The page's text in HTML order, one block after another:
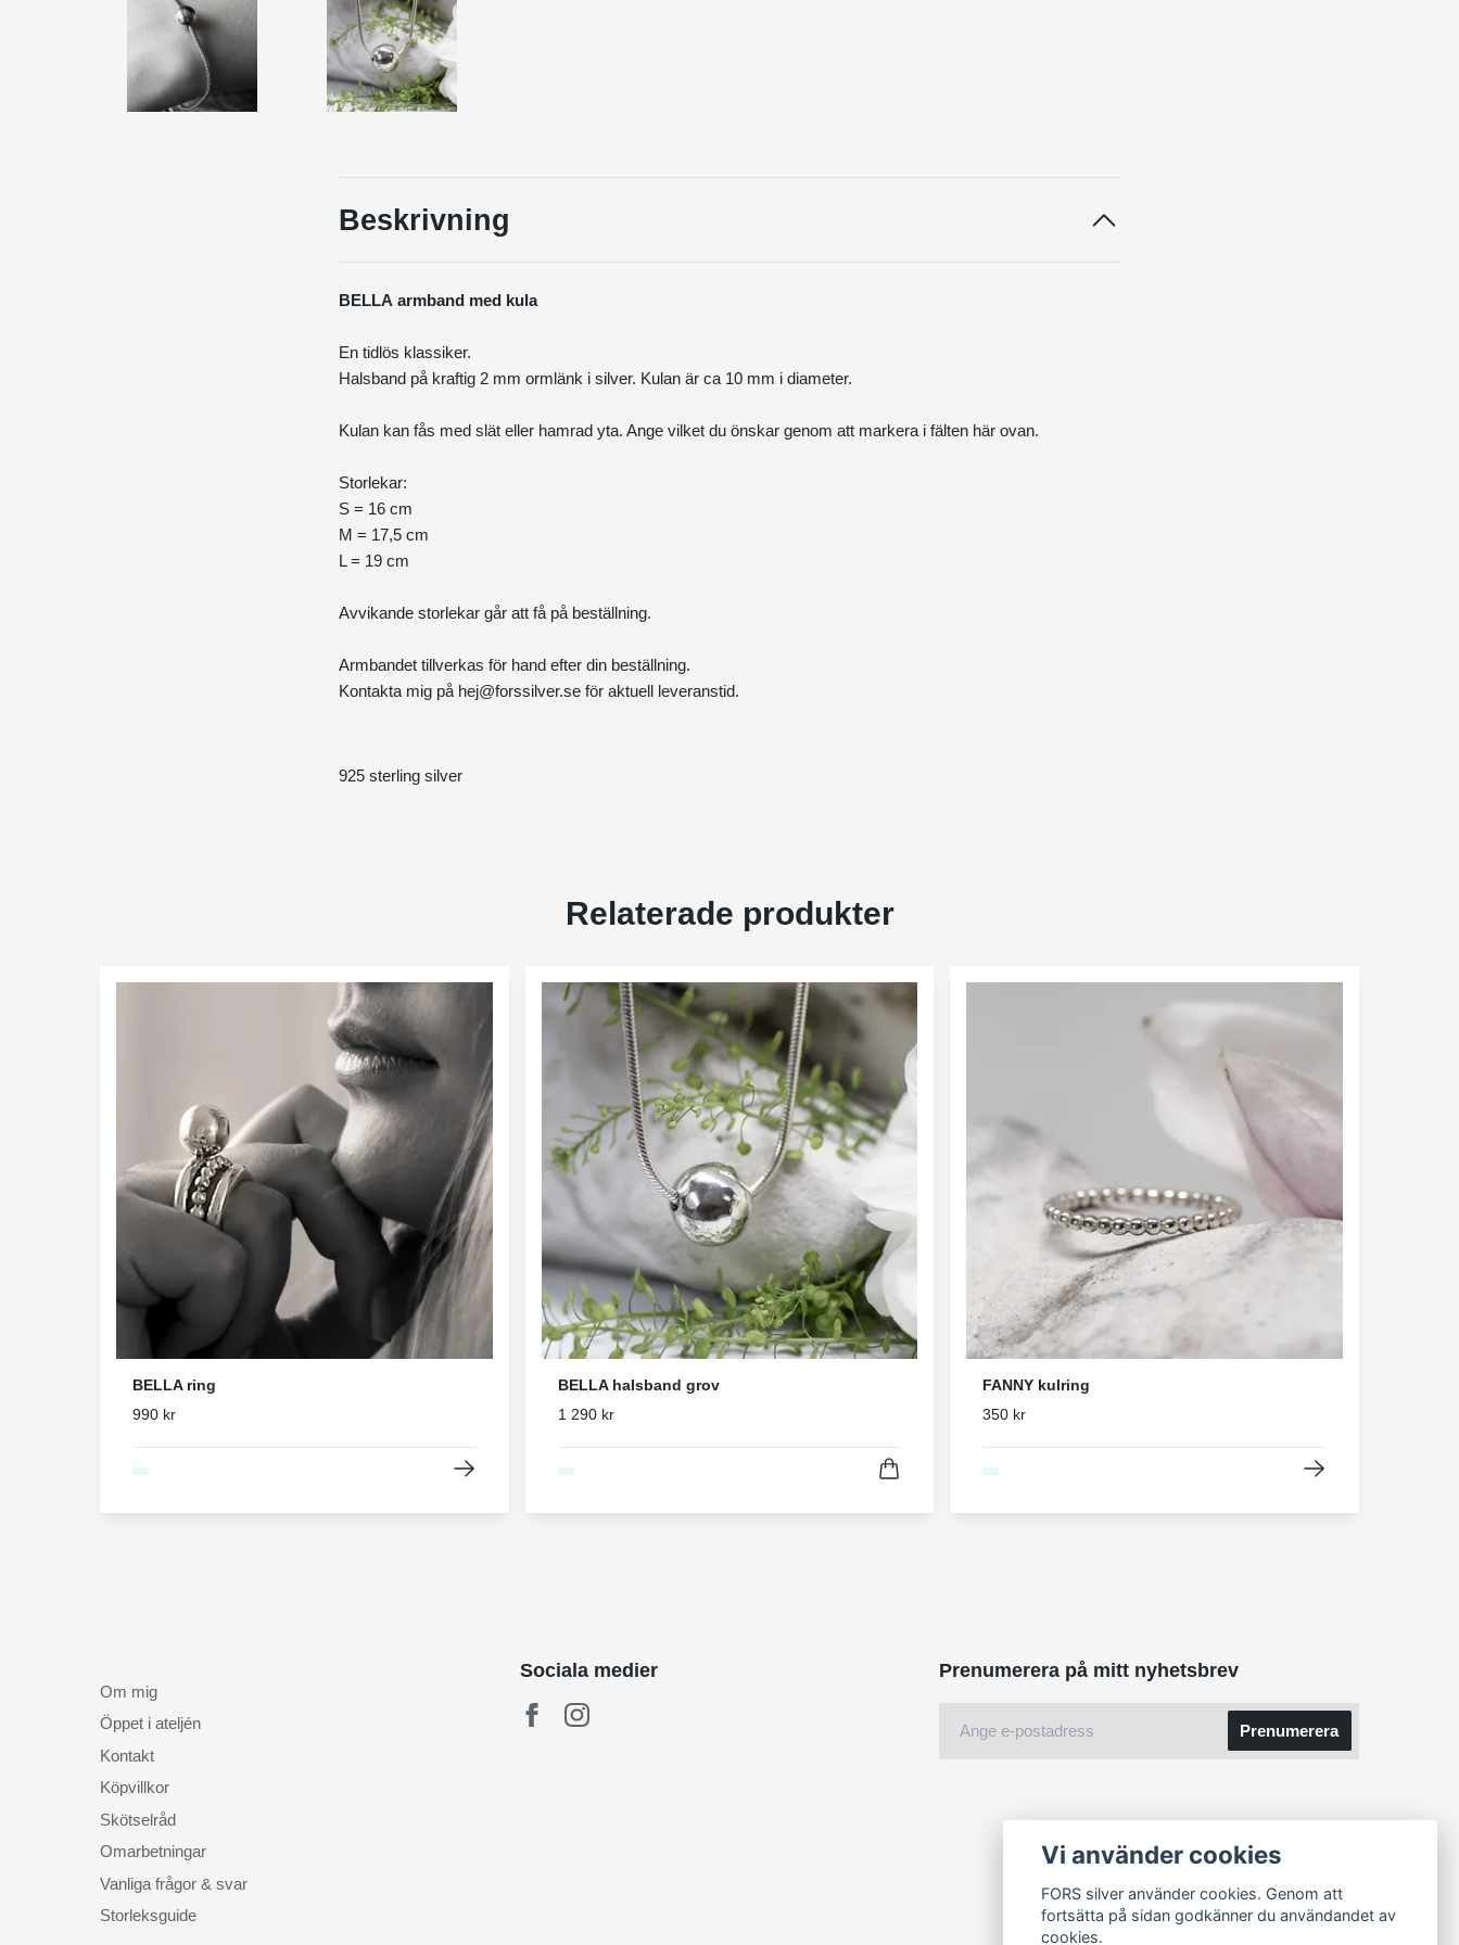
Beskrivning
BELLA armband med kula
En tidlös klassiker.
Halsband på kraftig 2 mm ormlänk i silver. Kulan är ca 10 mm i diameter.
Kulan kan fås med slät eller hamrad yta. Ange vilket du önskar genom att markera i fälten här ovan.
Storlekar:
S = 16 cm
M = 17,5 cm
L = 19 cm
Avvikande storlekar går att få på beställning.
Armbandet tillverkas för hand efter din beställning.
Kontakta mig på hej@forssilver.se för aktuell leveranstid.
925 sterling silver
Relaterade produkter
BELLA ring
990 kr
BELLA halsband grov
1 290 kr
FANNY kulring
350 kr
Om mig
Öppet i ateljén
Kontakt
Köpvillkor
Skötselråd
Omarbetningar
Vanliga frågor & svar
Storleksguide
Sociala medier Prenumerera på mitt nyhetsbrev
Prenumerera
Vi använder cookies
FORS silver använder cookies. Genom att
fortsätta på sidan godkänner du användandet av
cookies.